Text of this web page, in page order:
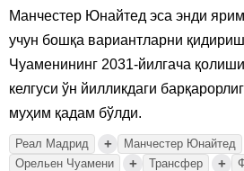
Манчестер Юнайтед эса энди
учун бошқа вариантларни
Чуаменининг 2031-йилгача
келгуси ўн йилликдаги
муҳим қадам бўлди.
Реал Мадрид + Манчестер Юнайтед
Орельен Чуамени + Трансфер +